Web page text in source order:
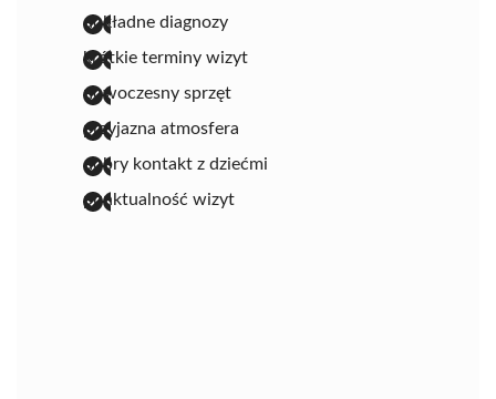
dokładne diagnozy
krótkie terminy wizyt
nowoczesny sprzęt
przyjazna atmosfera
dobry kontakt z dziećmi
punktualność wizyt